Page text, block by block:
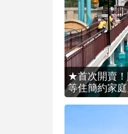
★首次開賣！
等住簡約家